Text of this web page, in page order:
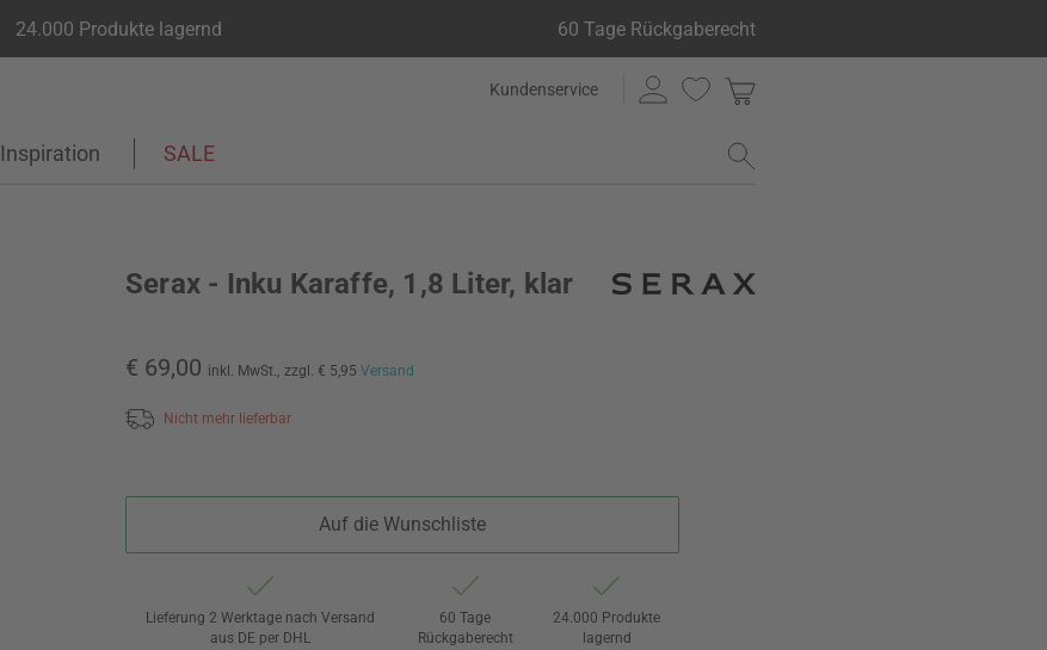
24.000 Produkte lagernd 60 Tage Rückgaberecht
Kundenservice
Inspiration SALE
Serax - Inku Karaffe, 1,8 Liter, klar
€ 69,00 inkl. MwSt., zzgl. € 5,95 Versand
Nicht mehr lieferbar
Auf die Wunschliste
Lieferung 2 Werktage nach Versand
aus DE per DHL
60 Tage
Rückgaberecht
24.000 Produkte
lagernd